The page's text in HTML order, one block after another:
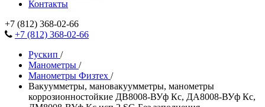
Контакты
+7 (812) 368-02-66
+7 (812) 368-02-66
Рускип /
Манометры /
Манометры Физтех /
Вакуумметры, мановакуумметры, манометры
коррозионностойкие ДВ8008-ВУф Кс, ДА8008-ВУф Кс,